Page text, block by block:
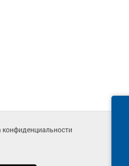
конфиденциальности